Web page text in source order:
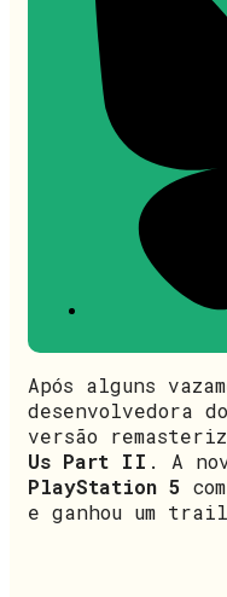
Após alguns
desenvolvedora
versão
Us Part II . A
PlayStation 5
e ganhou um